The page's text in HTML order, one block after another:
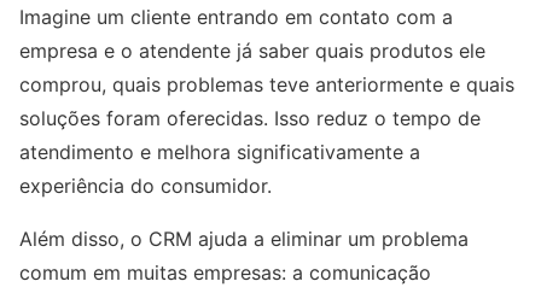
Imagine um cliente entrando em contato com a
empresa e o atendente já saber quais produtos ele
comprou, quais problemas teve anteriormente e quais
soluções foram oferecidas. Isso reduz o tempo de
atendimento e melhora significativamente a
experiência do consumidor.
Além disso, o CRM ajuda a eliminar um problema
comum em muitas empresas: a comunicação